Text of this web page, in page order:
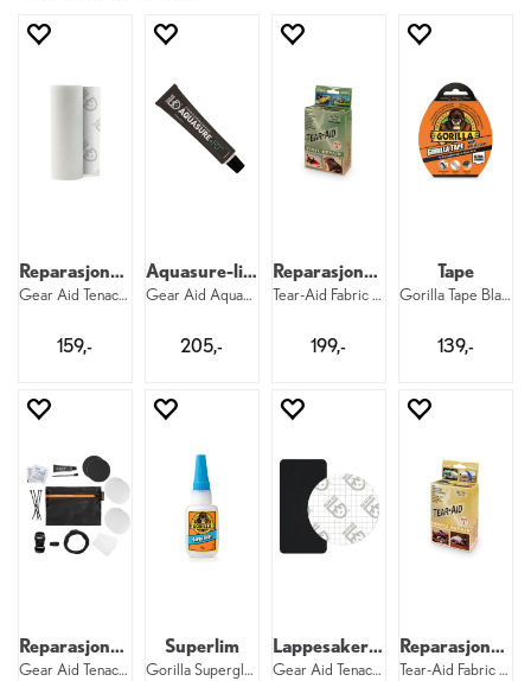
Reparasjonstape
Gear Aid Tenacious Repair Tape
159,-
Aquasure-lim
Gear Aid Aquasure FD Repair 28 ml
205,-
Reparasjonsfolie for vinyl
Tear-Aid Fabric Repair Kit Type B
199,-
Tape
Gorilla Tape Black 11 m
139,-
Reparasjonssett
Gear Aid Tenacious Tape Camp Repair Kit
Superlim
Gorilla Superglue 15g
Lappesaker til Gore-Tex
Gear Aid Tenacious Gore-Tex Fabric Patch
Reparasjonsfolie
Tear-Aid Fabric Repair Kit Type A